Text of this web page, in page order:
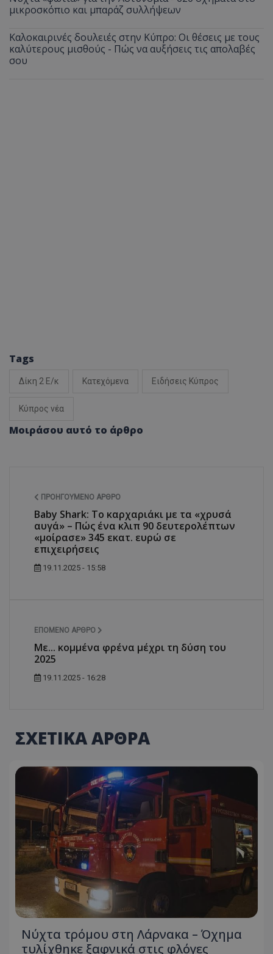
μικροσκόπιο και μπαράζ συλλήψεων
Καλοκαιρινές δουλειές στην Κύπρο: Οι θέσεις με τους
καλύτερους μισθούς - Πώς να αυξήσεις τις απολαβές
σου
Tags
Δίκη 2 Ε/κ Κατεχόμενα Ειδήσεις Κύπρος
Κύπρος νέα
Μοιράσου αυτό το άρθρο
ΠΡΟΗΓΟΎΜΕΝΟ ΆΡΘΡΟ
Baby Shark: Το καρχαριάκι με τα «χρυσά
αυγά» – Πώς ένα κλιπ 90 δευτερολέπτων
«μοίρασε» 345 εκατ. ευρώ σε
επιχειρήσεις
19.11.2025 - 15:58
ΕΠΌΜΕΝΟ ΆΡΘΡΟ
Με... κομμένα φρένα μέχρι τη δύση του
2025
19.11.2025 - 16:28
ΣΧΕΤΙΚΑ ΑΡΘΡΑ
Νύχτα τρόμου στη Λάρνακα – Όχημα
τυλίχθηκε ξαφνικά στις φλόγες